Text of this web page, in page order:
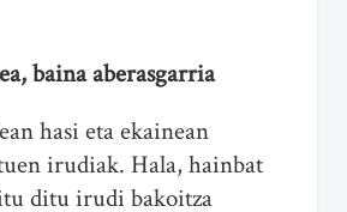
baina aberasgarria
hasi eta ekainean
irudiak. Hala, hainbat
ditu irudi bakoitza